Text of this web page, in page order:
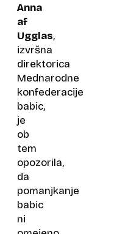
Anna
af
Ugglas,
izvršna
direktorica
Mednarodne
konfederacije
babic,
je
ob
tem
opozorila,
da
pomanjkanje
babic
ni